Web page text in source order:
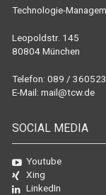
Technologie-
Leopoldstr. 145
80804 München
Telefon: 089 /
E-Mail: mail@tcw.de
SOCIAL MEDIA
Youtube
Xing
LinkedIn